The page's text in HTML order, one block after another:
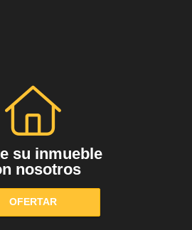
su inmueble
nosotros
OFERTAR